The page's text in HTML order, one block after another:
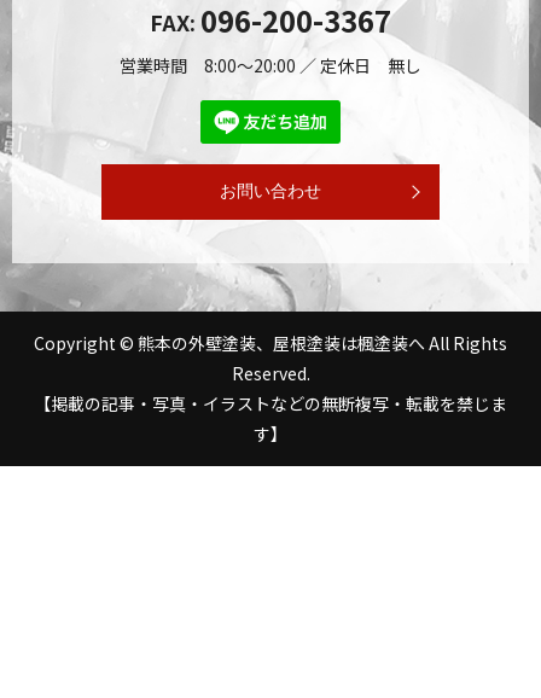
FAX: 096-200-3367
営業時間 8:00～20:00 ／ 定休日 無し
お問い合わせ
Copyright © 熊本の外壁塗装、屋根塗装は楓塗装へ All Rights
Reserved.
【掲載の記事・写真・イラストなどの無断複写・転載を禁じま
す】